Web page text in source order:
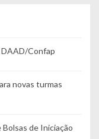
DAAD/Confap
novas turmas
Bolsas de Iniciação